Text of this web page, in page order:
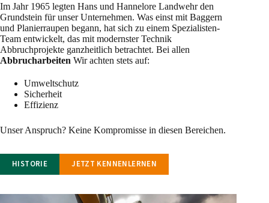
Im Jahr 1965 legten Hans und Hannelore Landwehr den
Grundstein für unser Unternehmen. Was einst mit Baggern
und Planierraupen begann, hat sich zu einem Spezialisten-
Team entwickelt, das mit modernster Technik
Abbruchprojekte ganzheitlich betrachtet. Bei allen
Abbrucharbeiten Wir achten stets auf:
Umweltschutz
Sicherheit
Effizienz
Unser Anspruch? Keine Kompromisse in diesen Bereichen.
HISTORIE JETZT KENNENLERNEN